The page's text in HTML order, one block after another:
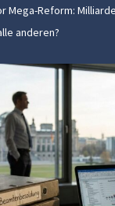
Mega-Reform:
anderen?